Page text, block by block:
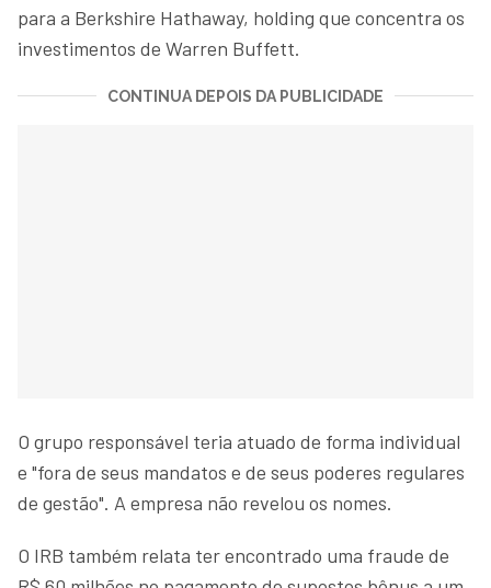
para a Berkshire Hathaway, holding que concentra os
investimentos de Warren Buffett.
CONTINUA DEPOIS DA PUBLICIDADE
O grupo responsável teria atuado de forma individual
e "fora de seus mandatos e de seus poderes regulares
de gestão". A empresa não revelou os nomes.
O IRB também relata ter encontrado uma fraude de